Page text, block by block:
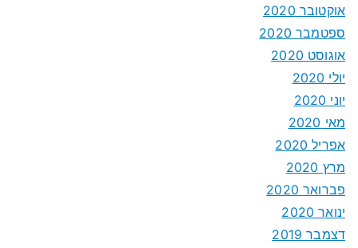
אוקטובר 2020
ספטמבר 2020
אוגוסט 2020
יולי 2020
יוני 2020
מאי 2020
אפריל 2020
מרץ 2020
פברואר 2020
ינואר 2020
דצמבר 2019